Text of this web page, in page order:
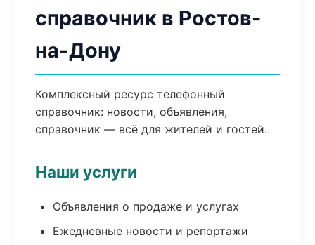
справочник в Ростов-
на-Дону
Комплексный ресурс телефонный
справочник: новости, объявления,
справочник — всё для жителей и гостей.
Наши услуги
Объявления о продаже и услугах
Ежедневные новости и репортажи